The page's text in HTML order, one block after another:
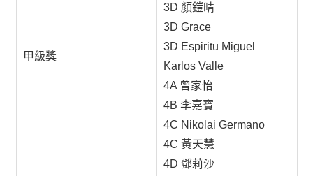
甲級獎
3D 顏鎧晴
3D Grace
3D Espiritu Miguel
Karlos Valle
4A 曾家怡
4B 李嘉寶
4C Nikolai Germano
4C 黃天慧
4D 鄧莉沙